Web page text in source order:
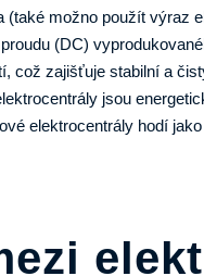
(také možno použít výraz
(DC)
což zajišťuje stabilní a
jsou
elektrocentrály hodí